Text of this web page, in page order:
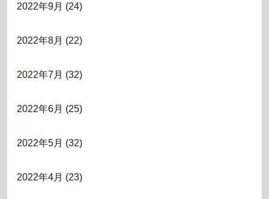
2022年9月 (24)
2022年8月 (22)
2022年7月 (32)
2022年6月 (25)
2022年5月 (32)
2022年4月 (23)